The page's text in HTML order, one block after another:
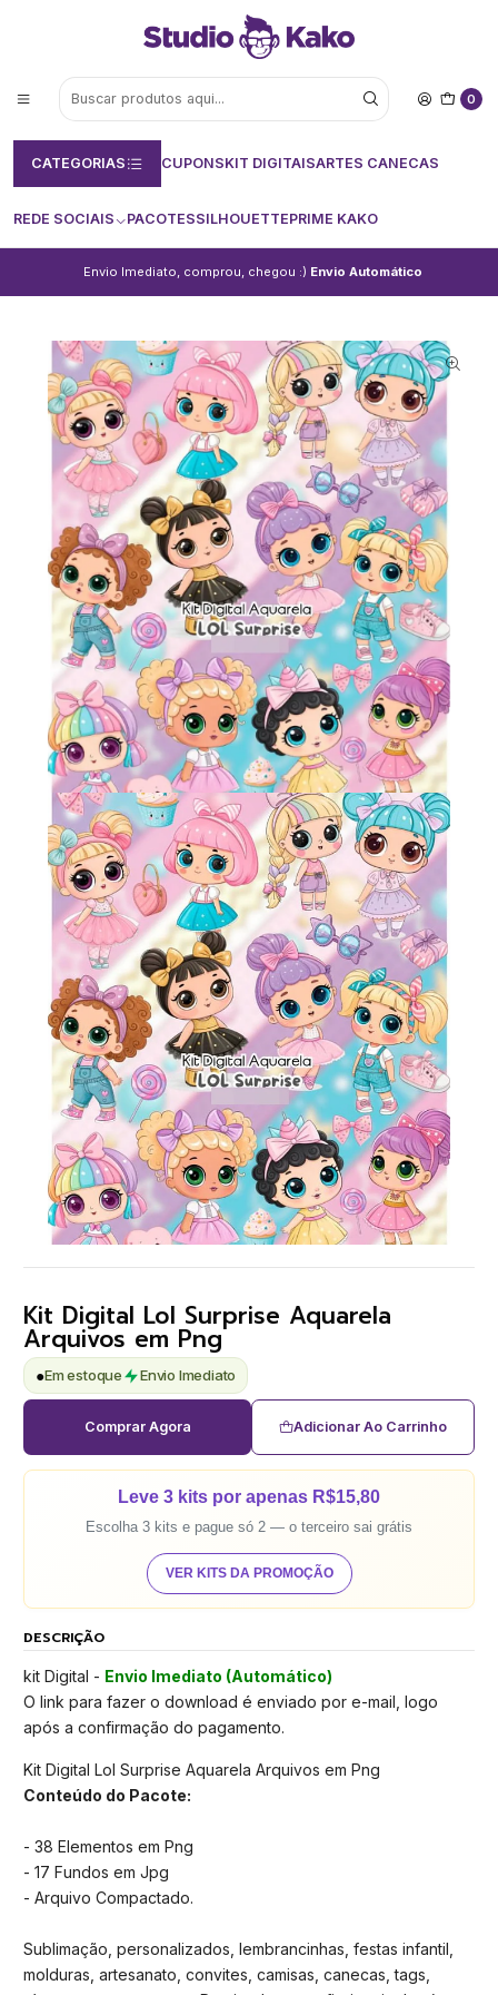
0
CATEGORIAS CUPONSKIT DIGITAISARTES CANECAS
REDE SOCIAIS PACOTESSILHOUETTEPRIME KAKO
Envio Imediato, comprou, chegou :) Envio Automático
Kit Digital Lol Surprise Aquarela
Arquivos em Png
●Em estoque Envio Imediato
Adicionar Ao Carrinho
Comprar Agora
Leve 3 kits por apenas R$15,80
Escolha 3 kits e pague só 2 — o terceiro sai grátis
VER KITS DA PROMOÇÃO
DESCRIÇÃO
kit Digital - Envio Imediato (Automático)
O link para fazer o download é enviado por e-mail, logo
após a confirmação do pagamento.
Kit Digital Lol Surprise Aquarela Arquivos em Png
Conteúdo do Pacote:
- 38 Elementos em Png
- 17 Fundos em Jpg
- Arquivo Compactado.
Sublimação, personalizados, lembrancinhas, festas infantil,
molduras, artesanato, convites, camisas, canecas, tags,